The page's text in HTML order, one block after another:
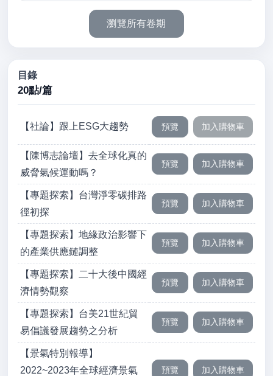
目錄
20點/篇
【社論】跟上ESG大趨勢
【陳博志論壇】去全球化真的
威脅氣候運動嗎？
【專題探索】台灣淨零碳排路
徑初探
【專題探索】地緣政治影響下
的產業供應鏈調整
【專題探索】二十大後中國經
濟情勢觀察
【專題探索】台美21世紀貿
易倡議發展趨勢之分析
【景氣特別報導】
2022~2023年全球經濟景氣